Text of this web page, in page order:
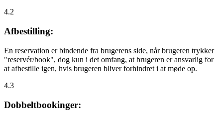
4.2
Afbestilling:
En reservation er bindende fra brugerens side, når brugeren trykker
"reservér/book", dog kun i det omfang, at brugeren er ansvarlig for
at afbestille igen, hvis brugeren bliver forhindret i at møde op.
4.3
Dobbeltbookinger: